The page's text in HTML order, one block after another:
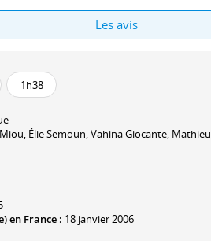
Les avis
1h38
, Élie Semoun,Vahina Giocante, Mathieu
en France : 18 janvier 2006